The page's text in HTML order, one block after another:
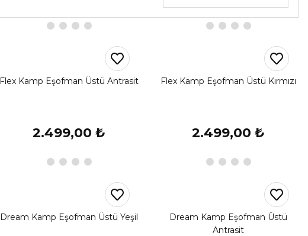
Flex Kamp Eşofman Üstü Antrasit
2.499,00 ₺
Flex Kamp Eşofman Üstü Kırmızı
2.499,00 ₺
Dream Kamp Eşofman Üstü Yeşil
Dream Kamp Eşofman Üstü
Antrasit